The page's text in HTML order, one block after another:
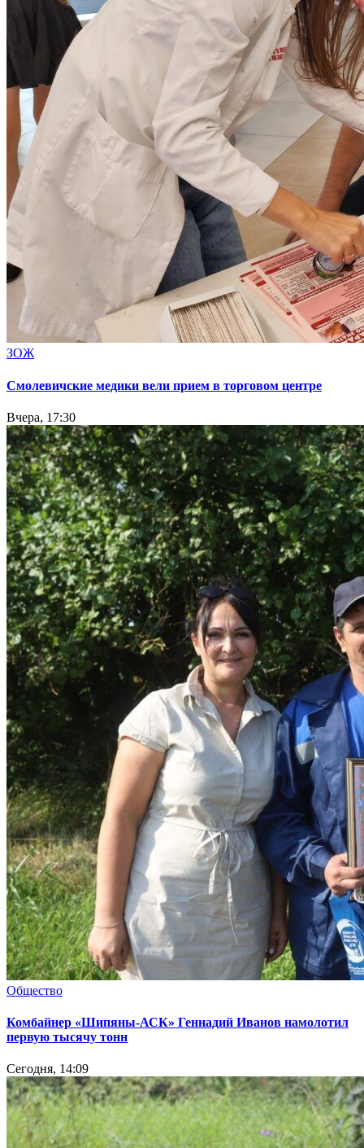
ЗОЖ
Смолевичские медики вели прием в торговом центре
Вчера, 17:30
Общество
Комбайнер «Шипяны-АСК» Геннадий Иванов намолотил
первую тысячу тонн
Сегодня, 14:09